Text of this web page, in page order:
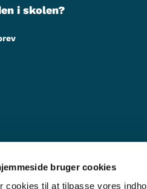
bruger cookies
cookies til at tilpasse vores
i skolen?